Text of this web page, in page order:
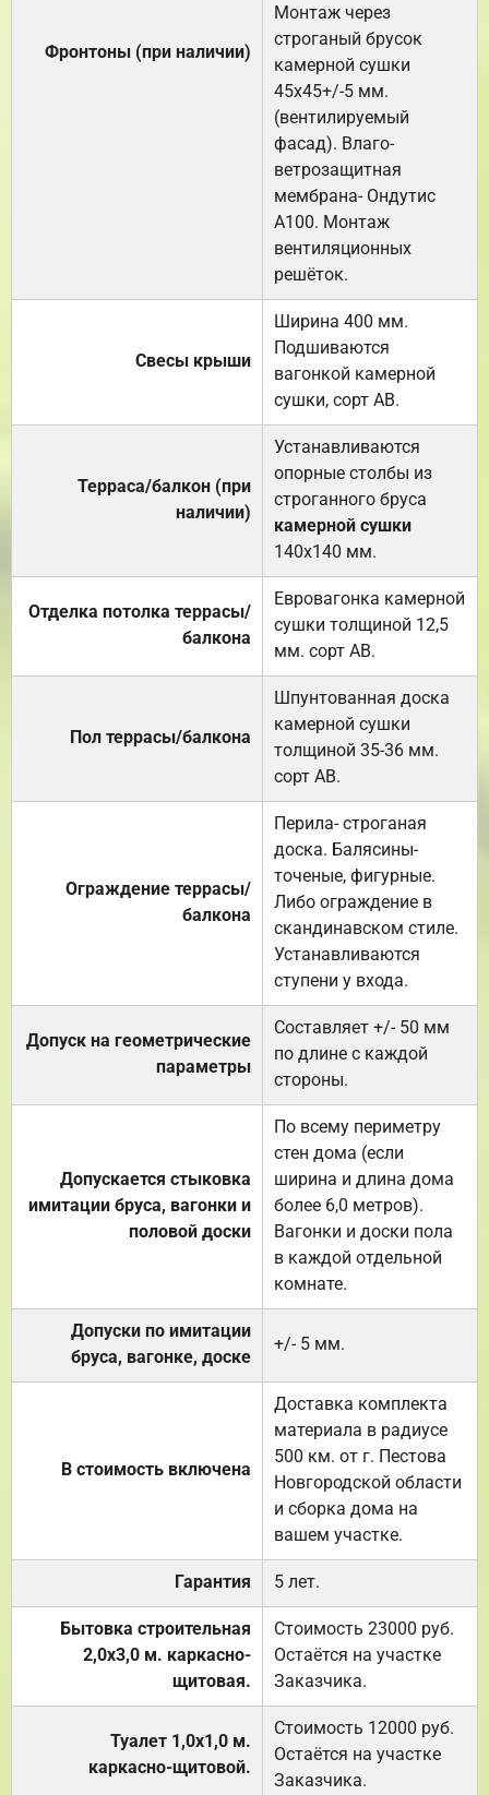
Фронтоны (при наличии)
Монтаж через
строганый брусок
камерной сушки
45х45+/-5 мм.
(вентилируемый
фасад). Влаго-
ветрозащитная
мембрана- Ондутис
А100. Монтаж
вентиляционных
решёток.
Свесы крыши
Ширина 400 мм.
Подшиваются
вагонкой камерной
сушки, сорт АВ.
Терраса/балкон (при
наличии)
Устанавливаются
опорные столбы из
строганного бруса
камерной сушки
140х140 мм.
Отделка потолка террасы/
балкона
Евровагонка камерной
сушки толщиной 12,5
мм. сорт АВ.
Пол террасы/балкона
Шпунтованная доска
камерной сушки
толщиной 35-36 мм.
сорт АВ.
Ограждение террасы/
балкона
Перила- строганая
доска. Балясины-
точеные, фигурные.
Либо ограждение в
скандинавском стиле.
Устанавливаются
ступени у входа.
Допуск на геометрические
параметры
Составляет +/- 50 мм
по длине с каждой
стороны.
Допускается стыковка
имитации бруса, вагонки и
половой доски
По всему периметру
стен дома (если
ширина и длина дома
более 6,0 метров).
Вагонки и доски пола
в каждой отдельной
комнате.
Допуски по имитации
бруса, вагонке, доске
+/- 5 мм.
В стоимость включена
Доставка комплекта
материала в радиусе
500 км. от г. Пестова
Новгородской области
и сборка дома на
вашем участке.
Гарантия 5 лет.
Бытовка строительная
2,0х3,0 м. каркасно-
щитовая.
Стоимость 23000 руб.
Остаётся на участке
Заказчика.
Туалет 1,0х1,0 м.
каркасно-щитовой.
Стоимость 12000 руб.
Остаётся на участке
Заказчика.